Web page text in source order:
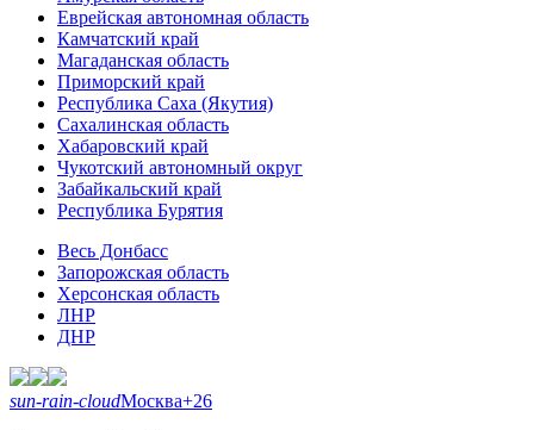
Еврейская автономная область
Камчатский край
Магаданская область
Приморский край
Республика Саха (Якутия)
Сахалинская область
Хабаровский край
Чукотский автономный округ
Забайкальский край
Республика Бурятия
Весь Донбасс
Запорожская область
Херсонская область
ЛНР
ДНР
sun-rain-cloudМосква+26